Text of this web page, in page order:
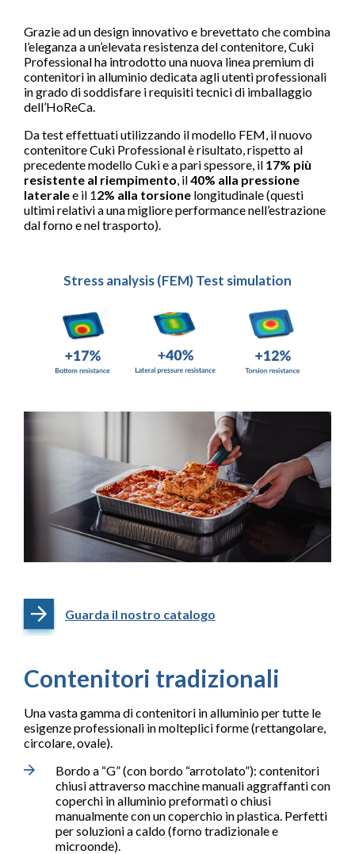
Grazie ad un design innovativo e brevettato che combina
l’eleganza a un’elevata resistenza del contenitore, Cuki
Professional ha introdotto una nuova linea premium di
contenitori in alluminio dedicata agli utenti professionali
in grado di soddisfare i requisiti tecnici di imballaggio
dell’HoReCa.
Da test effettuati utilizzando il modello FEM, il nuovo
contenitore Cuki Professional è risultato, rispetto al
precedente modello Cuki e a pari spessore, il 17% più
resistente al riempimento, il40% alla pressione
lateralee il 12% alla torsione longitudinale (questi
ultimi relativi a una migliore performance nell’estrazione
dal forno e nel trasporto).
Stress analysis (FEM) Test simulation
Guarda il nostro catalogo
Contenitori tradizionali
Una vasta gamma di contenitori in alluminio per tutte le
esigenze professionali in molteplici forme (rettangolare,
circolare, ovale).
Bordo a “G” (con bordo “arrotolato”): contenitori
chiusi attraverso macchine manuali aggraffanti con
coperchi in alluminio preformati o chiusi
manualmente con un coperchio in plastica. Perfetti
per soluzioni a caldo (forno tradizionale e
microonde).